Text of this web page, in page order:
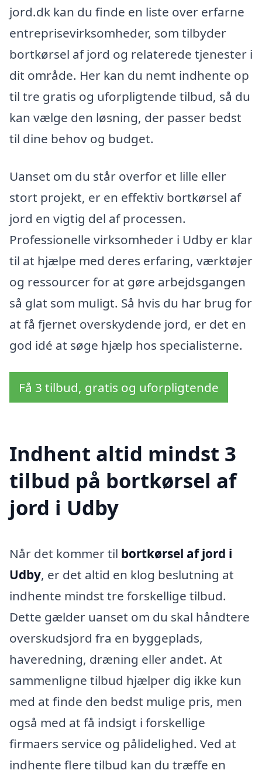
jord.dk kan du finde en liste over erfarne
entreprisevirksomheder, som tilbyder
bortkørsel af jord og relaterede tjenester i
dit område. Her kan du nemt indhente op
til tre gratis og uforpligtende tilbud, så du
kan vælge den løsning, der passer bedst
til dine behov og budget.
Uanset om du står overfor et lille eller
stort projekt, er en effektiv bortkørsel af
jord en vigtig del af processen.
Professionelle virksomheder i Udby er klar
til at hjælpe med deres erfaring, værktøjer
og ressourcer for at gøre arbejdsgangen
så glat som muligt. Så hvis du har brug for
at få fjernet overskydende jord, er det en
god idé at søge hjælp hos specialisterne.
Få 3 tilbud, gratis og uforpligtende
Indhent altid mindst 3
tilbud på bortkørsel af
jord i Udby
Når det kommer til bortkørsel af jord i
Udby, er det altid en klog beslutning at
indhente mindst tre forskellige tilbud.
Dette gælder uanset om du skal håndtere
overskudsjord fra en byggeplads,
haveredning, dræning eller andet. At
sammenligne tilbud hjælper dig ikke kun
med at finde den bedst mulige pris, men
også med at få indsigt i forskellige
firmaers service og pålidelighed. Ved at
indhente flere tilbud kan du træffe en